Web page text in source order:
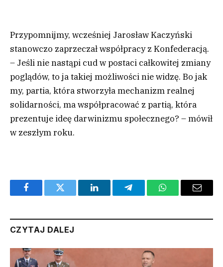
Przypomnijmy, wcześniej Jarosław Kaczyński
stanowczo zaprzeczał współpracy z Konfederacją.
– Jeśli nie nastąpi cud w postaci całkowitej zmiany
poglądów, to ja takiej możliwości nie widzę. Bo jak
my, partia, która stworzyła mechanizm realnej
solidarności, ma współpracować z partią, która
prezentuje ideę darwinizmu społecznego? – mówił
w zeszłym roku.
FacebookTwitter LinkedInTelegramWhatsAppEmail
CZYTAJ DALEJ